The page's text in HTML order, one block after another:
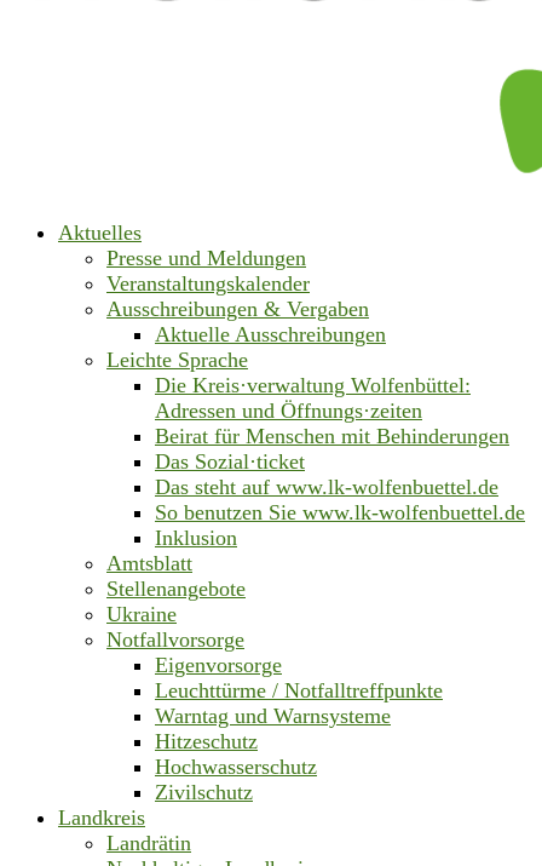
Aktuelles
Presse und Meldungen
Veranstaltungskalender
Ausschreibungen & Vergaben
Aktuelle Ausschreibungen
Leichte Sprache
Die Kreis·verwaltung Wolfenbüttel:
Adressen und Öffnungs·zeiten
Beirat für Menschen mit Behinderungen
Das Sozial·ticket
Das steht auf www.lk-wolfenbuettel.de
So benutzen Sie www.lk-wolfenbuettel.de
Inklusion
Amtsblatt
Stellenangebote
Ukraine
Notfallvorsorge
Eigenvorsorge
Leuchttürme / Notfalltreffpunkte
Warntag und Warnsysteme
Hitzeschutz
Hochwasserschutz
Zivilschutz
Landkreis
Landrätin